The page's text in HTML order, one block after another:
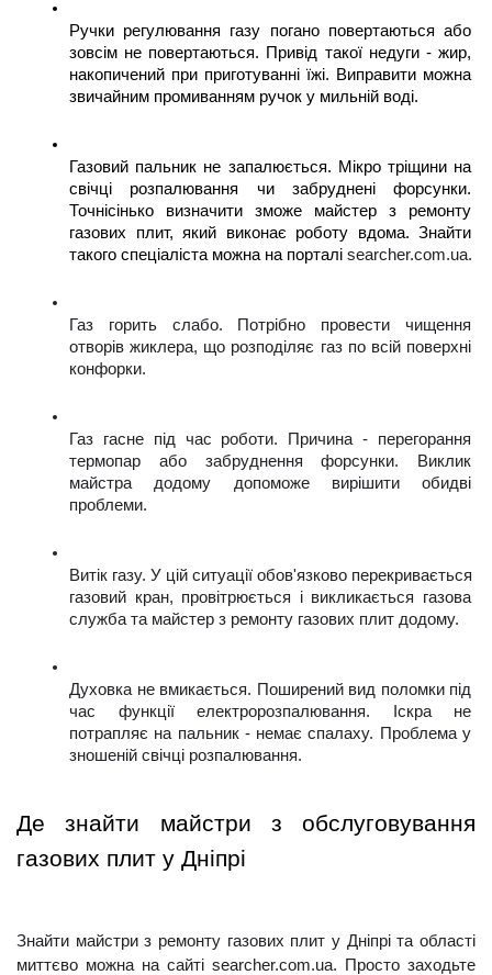
Ручки регулювання газу погано повертаються або
зовсім не повертаються. Привід такої недуги - жир,
накопичений при приготуванні їжі. Виправити можна
звичайним промиванням ручок у мильній воді.
Газовий пальник не запалюється. Мікро тріщини на
свічці розпалювання чи забруднені форсунки.
Точнісінько визначити зможе майстер з ремонту
газових плит, який виконає роботу вдома. Знайти
такого спеціаліста можна на порталі searcher.com.ua.
Газ горить слабо. Потрібно провести чищення
отворів жиклера, що розподіляє газ по всій поверхні
конфорки.
Газ гасне під час роботи. Причина - перегорання
термопар або забруднення форсунки. Виклик
майстра додому допоможе вирішити обидві
проблеми.
Витік газу. У цій ситуації обов'язково перекривається
газовий кран, провітрюється і викликається газова
служба та майстер з ремонту газових плит додому.
Духовка не вмикається. Поширений вид поломки під
час функції електророзпалювання. Іскра не
потрапляє на пальник - немає спалаху. Проблема у
зношеній свічці розпалювання.
Де знайти майстри з обслуговування
газових плит у Дніпрі
Знайти майстри з ремонту газових плит у Дніпрі та області
миттєво можна на сайті searcher.com.ua. Просто заходьте